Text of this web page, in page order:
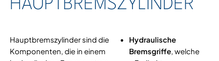
HAUPTBREMSZYLINDER
Hauptbremszylinder sind die
Komponenten, die in einem
Hydraulische
Bremsgriffe, welche